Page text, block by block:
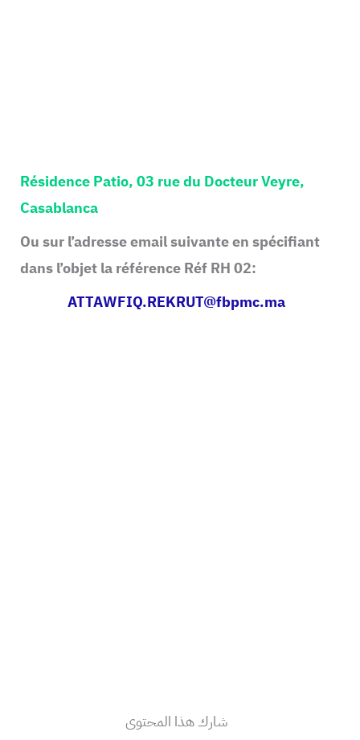
Résidence Patio, 03 rue du Docteur Veyre,
Casablanca
Ou sur l’adresse email suivante en spécifiant
dans l’objet la référence Réf RH 02:
ATTAWFIQ.REKRUT@fbpmc.ma
شارك هذا المحتوى